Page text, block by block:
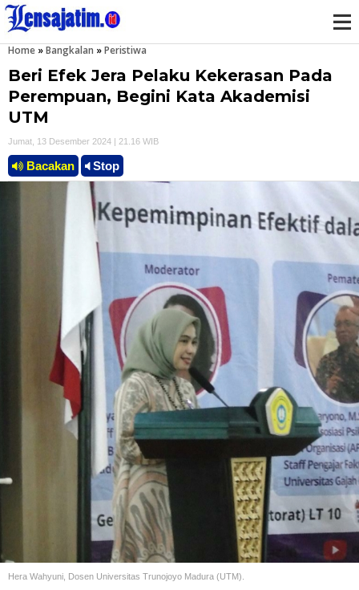
Home »Bangkalan »Peristiwa
Beri Efek Jera Pelaku Kekerasan Pada
Perempuan, Begini Kata Akademisi
UTM
Jumat, 13 Desember 2024 | 21.16 WIB
Bacakan Stop
Hera Wahyuni, Dosen Universitas Trunojoyo Madura (UTM).